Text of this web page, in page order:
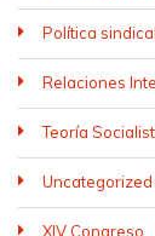
Política sindical
Relaciones
Teoría
Uncategorized
XIV Congreso